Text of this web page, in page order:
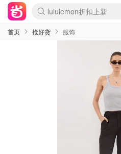
lululemon折扣上新
Sasa美妆护肤3.5折
SSENSE年中2.5折
FreshBeauty好价汇总
Cettire降价+叠9折
WWS Coles超市实拍
viagogo二手票捡漏
Myer超级周末
The Outnet奢牌1折起
David Jones 3折起
Flannels大牌1折
Perfumes Club护肤1折
AMIRO面罩$251
Amazon折扣汇总
eToro入金$200送$50
Amazon数码好物
ICONIC本周7.5折
ThedoubleF高奢地板价
Moose Knuckles 6折
丝芙兰5折起
EUFY摄像头$98
Selenichast首饰2折
Trip机票酒店促销
YSL送5件彩妆礼
Amazon家居好物
Amazon美妆护肤
雅漾大喷$8
过敏原检测盒$33
伊索独家赠50ml沐浴露
科颜氏高保湿面霜$29
SEALIFE海洋馆门票6折
丝塔芙大白罐$16
订阅Newsletter送香薰
Cult Beauty 6.8折
Harrods圣诞日历$525
LN-CC奢牌私促3折
d'Alba空姐喷雾$16
EVE LOM套装£56
Bernardelli独家4折
Adore Beauty 6折起
CT圣诞日历
Mytheresa奢品2.7折
Luxury Escapes 9折
Currentbody美容仪$881
MOON Garden Live
Roborock扫地机$649
Tingo Life水杯$24
Valentino官网5折
CR洗护套装$23
修丽可4件套$159
Myer彩妆2件7折
GANNI官网4.5折
Stylevana韩妆4折
Tessabit高奢8.5折
OGX洗发水$11
Amazon阿德莱德次日达
卡诗8.5折+赠礼
Philips Hue灯具8折
首页 抢好货 服饰